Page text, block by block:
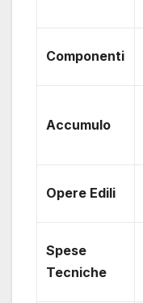
Componenti
Accumulo
Opere Edili
Spese
Tecniche